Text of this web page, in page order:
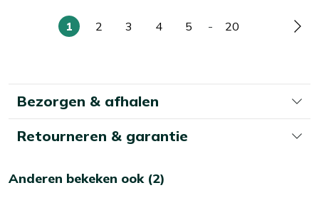
U
pagina
1
Pagina
2
Pagina
3
Pagina
4
Pagina
5 -
Pagina
20
Bezorgen & afhalen
Retourneren & garantie
Anderen bekeken ook (2)